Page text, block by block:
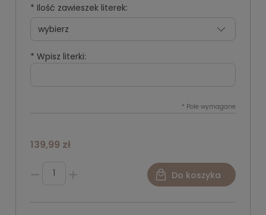
* Ilość zawieszek literek:
* Wpisz literki:
* Pole wymagane
139,99 zł
Do koszyka